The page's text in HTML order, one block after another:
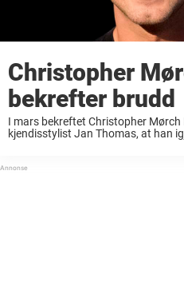
Christopher
bekrefter brudd
I mars bekreftet Christopher
kjendisstylist Jan Thomas, at han